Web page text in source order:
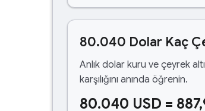
80.040 Dolar Kaç
Anlık dolar kuru ve çeyrek
karşılığını anında öğrenin.
80.040 USD =